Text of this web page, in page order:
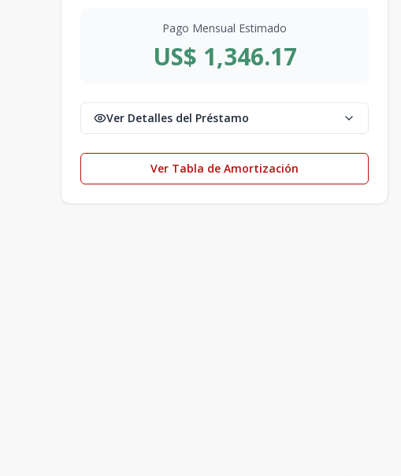
Pago Mensual Estimado
US$ 1,346.17
Ver Detalles del Préstamo
Ver Tabla de Amortización